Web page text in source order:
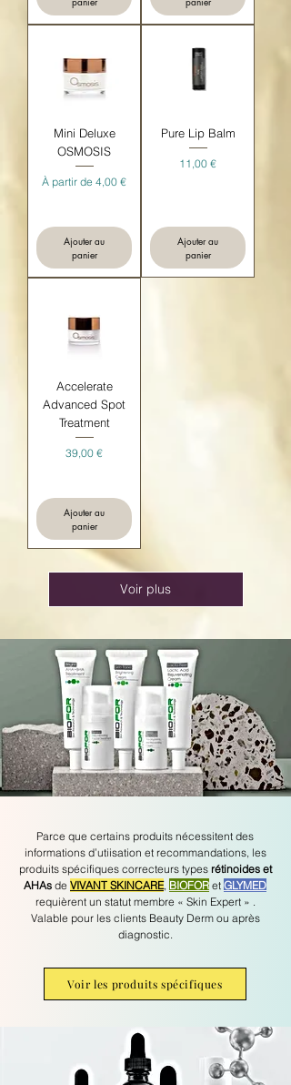
Mini Deluxe
OSMOSIS
À partir de 4,00 €
Prix promotionnel
Ajouter au
panier
Pure Lip Balm
Prix
11,00 €
Ajouter au
panier
Accelerate
Advanced Spot
Treatment
Prix
39,00 €
Ajouter au
panier
Voir plus
Parce que certains produits nécessitent des
informations d’utiisation et recommandations, les
produits spécifiques correcteurs types rétinoides et
AHAs de VIVANT SKINCARE, BIOFOR et GLYMED
requièrent un statut membre « Skin Expert » .
Valable pour les clients Beauty Derm ou après
diagnostic.
Voir les produits spécifiques